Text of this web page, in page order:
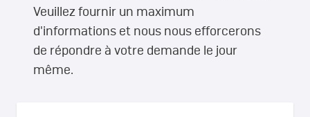
Veuillez fournir un maximum
d'informations et nous nous efforcerons
de répondre à votre demande le jour
même.